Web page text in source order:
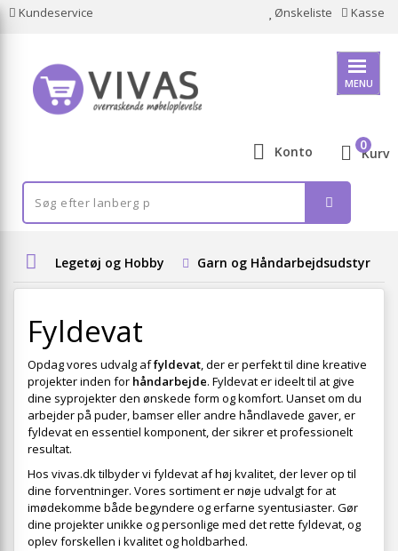
Kundeservice Ønskeliste Kasse
MENU
Konto Kurv
0
Legetøj og Hobby Garn og Håndarbejdsudstyr
Fyldevat
Opdag vores udvalg affyldevat, der er perfekt til dine kreative
projekter inden for håndarbejde. Fyldevat er ideelt til at give
dine syprojekter den ønskede form og komfort. Uanset om du
arbejder på puder, bamser eller andre håndlavede gaver, er
fyldevat en essentiel komponent, der sikrer et professionelt
resultat.
Hos vivas.dk tilbyder vi fyldevat af høj kvalitet, der lever op til
dine forventninger. Vores sortiment er nøje udvalgt for at
imødekomme både begyndere og erfarne syentusiaster. Gør
dine projekter unikke og personlige med det rette fyldevat, og
oplev forskellen i kvalitet og holdbarhed.